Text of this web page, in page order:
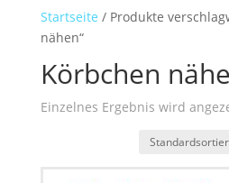
Startseite / Produkte
nähen“
Körbchen
Einzelnes Ergebnis wird